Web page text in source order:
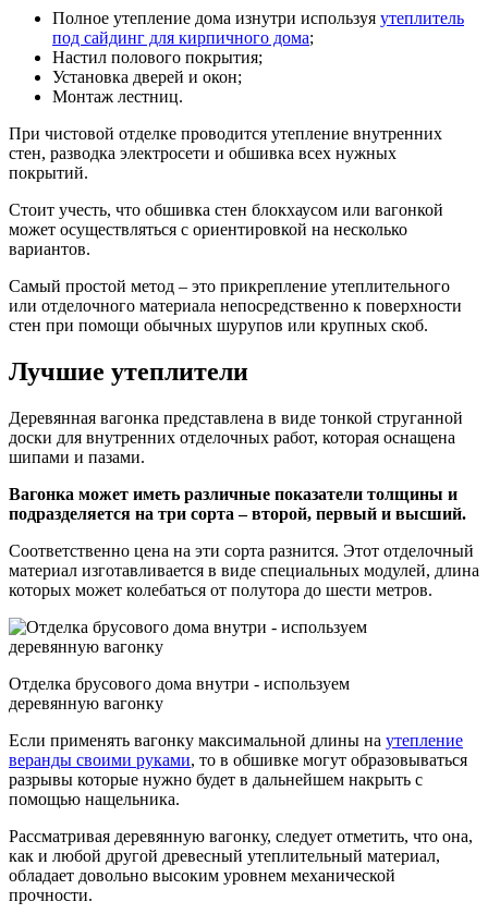
Полное утепление дома изнутри используя утеплитель
под сайдинг для кирпичного дома;
Настил полового покрытия;
Установка дверей и окон;
Монтаж лестниц.
При чистовой отделке проводится утепление внутренних
стен, разводка электросети и обшивка всех нужных
покрытий.
Стоит учесть, что обшивка стен блокхаусом или вагонкой
может осуществляться с ориентировкой на несколько
вариантов.
Самый простой метод – это прикрепление утеплительного
или отделочного материала непосредственно к поверхности
стен при помощи обычных шурупов или крупных скоб.
Лучшие утеплители
Деревянная вагонка представлена в виде тонкой струганной
доски для внутренних отделочных работ, которая оснащена
шипами и пазами.
Вагонка может иметь различные показатели толщины и
подразделяется на три сорта – второй, первый и высший.
Соответственно цена на эти сорта разнится. Этот отделочный
материал изготавливается в виде специальных модулей, длина
которых может колебаться от полутора до шести метров.
Отделка брусового дома внутри - используем
деревянную вагонку
Если применять вагонку максимальной длины на утепление
веранды своими руками, то в обшивке могут образовываться
разрывы которые нужно будет в дальнейшем накрыть с
помощью нащельника.
Рассматривая деревянную вагонку, следует отметить, что она,
как и любой другой древесный утеплительный материал,
обладает довольно высоким уровнем механической
прочности.